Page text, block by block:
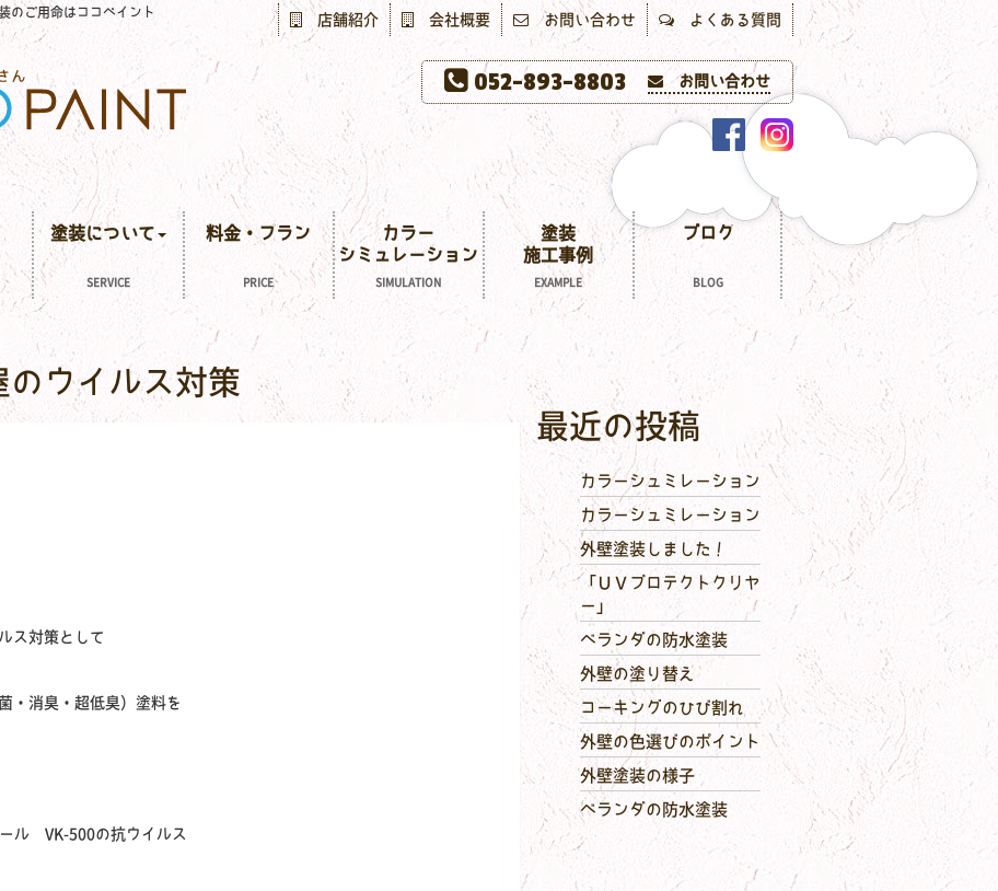
のご用命はココペイント 店舗紹介 会社概要 お問い合わせ よくある質問
052-893-8803 お問い合わせ
SERVICE
塗装について
PRICE
料金・プラン
SIMULATION
カラー
シミュレーション
EXAMPLE
塗装
施工事例
BLOG
ブログ
のウイルス対策
ス対策として
・消臭・超低臭）塗料を
ル VK-500の抗ウイルス
最近の投稿
カラーシュミレーション
カラーシュミレーション
外壁塗装しました！
「ＵＶプロテクトクリヤ
ー」
ベランダの防水塗装
外壁の塗り替え
コーキングのひび割れ
外壁の色選びのポイント
外壁塗装の様子
ベランダの防水塗装